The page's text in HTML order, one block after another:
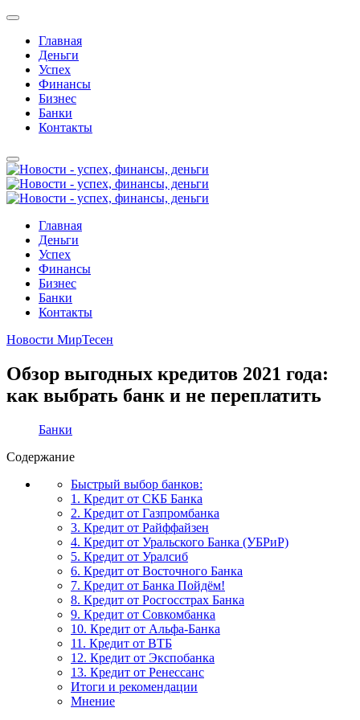
Главная
Деньги
Успех
Финансы
Бизнес
Банки
Контакты
Главная
Деньги
Успех
Финансы
Бизнес
Банки
Контакты
Новости МирТесен
Обзор выгодных кредитов 2021 года:
как выбрать банк и не переплатить
Банки
Содержание
Быстрый выбор банков:
1. Кредит от СКБ Банка
2. Кредит от Газпромбанка
3. Кредит от Райффайзен
4. Кредит от Уральского Банка (УБРиР)
5. Кредит от Уралсиб
6. Кредит от Восточного Банка
7. Кредит от Банка Пойдём!
8. Кредит от Росгосстрах Банка
9. Кредит от Совкомбанка
10. Кредит от Альфа-Банка
11. Кредит от ВТБ
12. Кредит от Экспобанка
13. Кредит от Ренессанс
Итоги и рекомендации
Мнение